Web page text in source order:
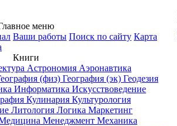
меню
Ваши работы Поиск по сайту Карта
Книги
Астрономия Аэронавтика
(физ) География (эк) Геодезия
Информатика Искусствоведение
Кулинария Культурология
Литология Логика Маркетинг
Менеджмент Механика